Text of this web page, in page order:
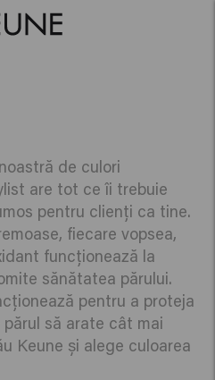
de culori
are tot ce îi trebuie
pentru clienți ca tine.
fiecare vopsea,
funcționează la
sănătatea părului.
pentru a proteja
să arate cât mai
Keune și alege culoarea